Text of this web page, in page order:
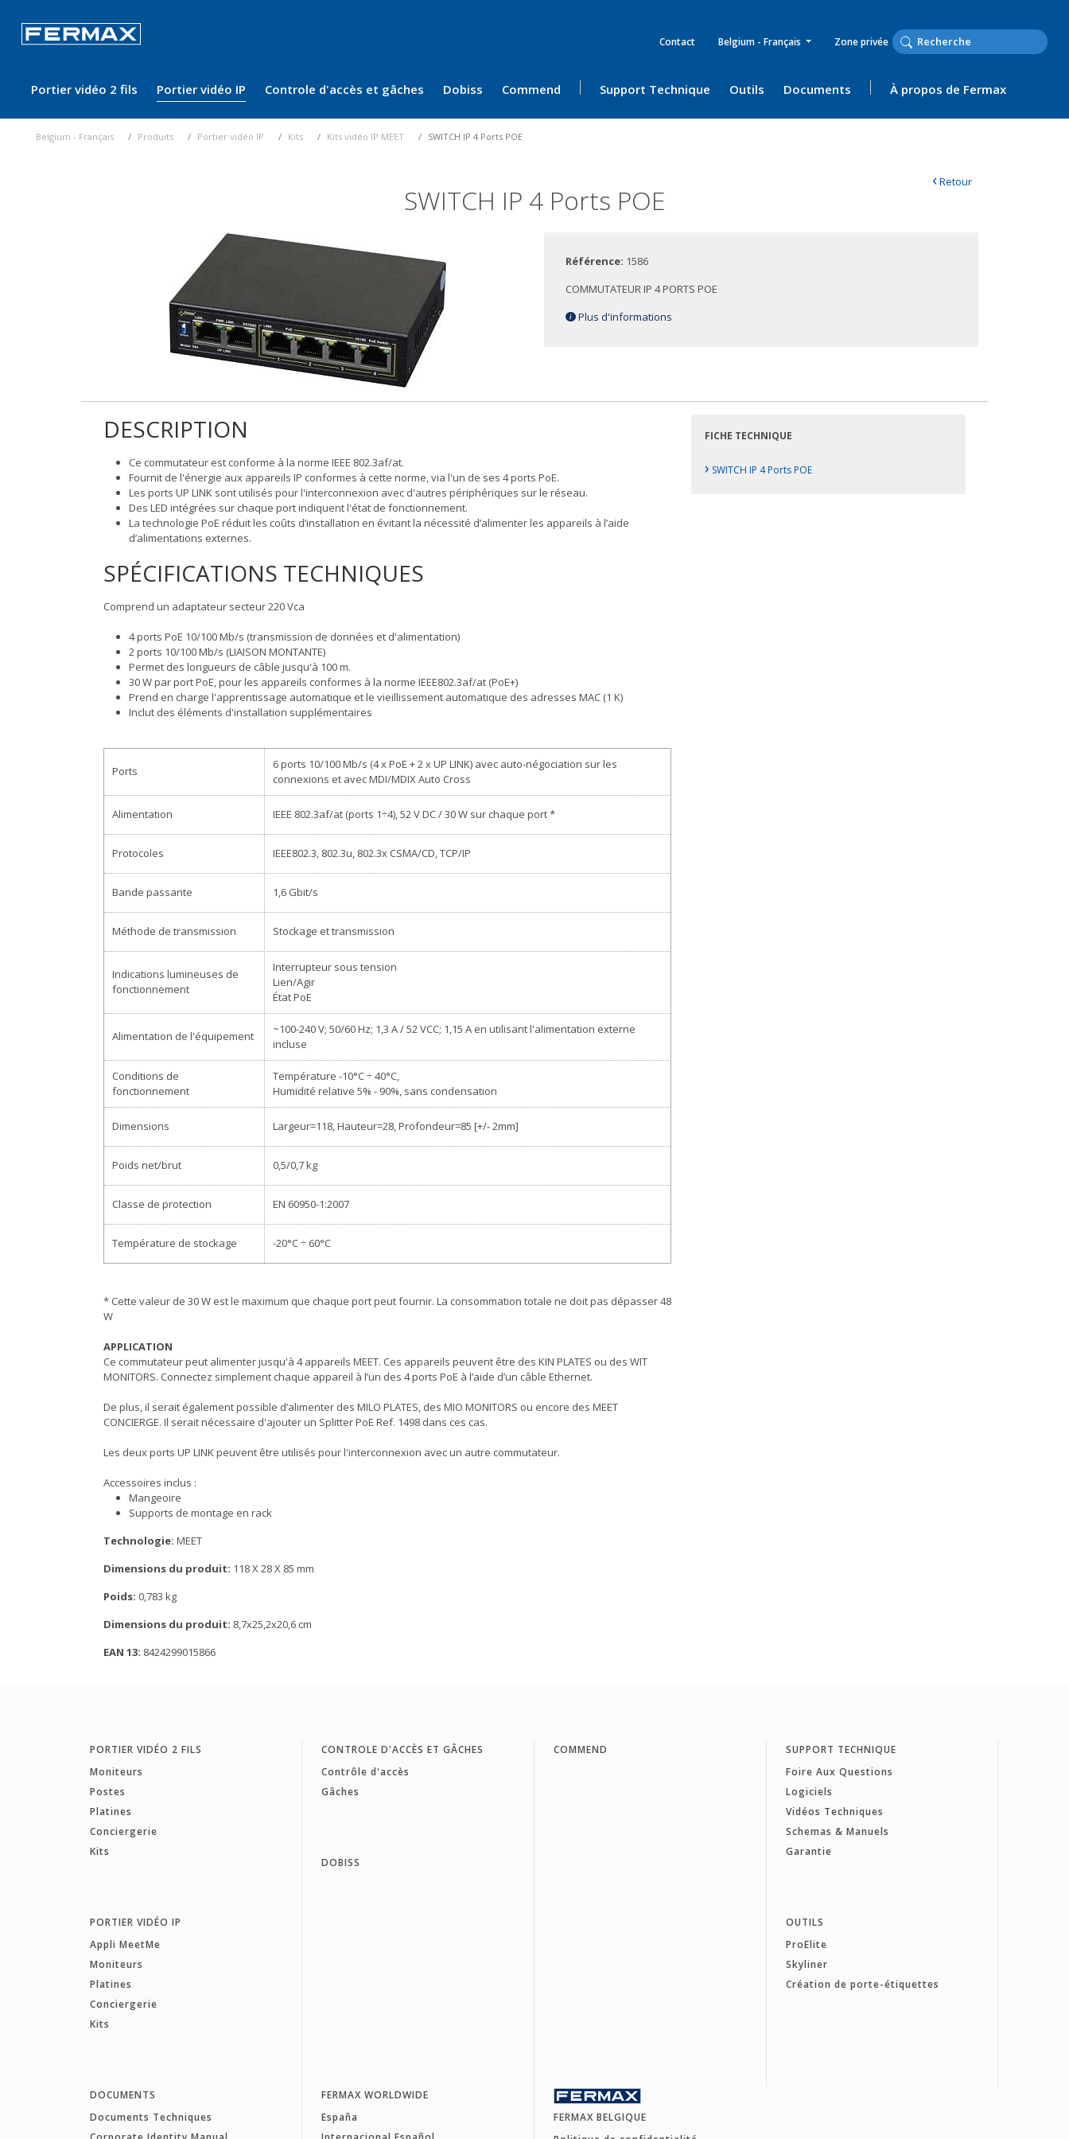
Contact Belgium - Français Zone privée
Portier vidéo 2 fils Portier vidéo IP Controle d'accès et gâches Dobiss Commend Support Technique Outils Documents À propos de Fermax
Belgium - Français Produits Portier vidéo IP Kits Kits vidéo IP MEET SWITCH IP 4 Ports POE
SWITCH IP 4 Ports POE
‹Retour
Référence: 1586
COMMUTATEUR IP 4 PORTS POE
Plus d'informations
DESCRIPTION
Ce commutateur est conforme à la norme IEEE 802.3af/at.
Fournit de l'énergie aux appareils IP conformes à cette norme, via l'un de ses 4 ports PoE.
Les ports UP LINK sont utilisés pour l'interconnexion avec d'autres périphériques sur le réseau.
Des LED intégrées sur chaque port indiquent l'état de fonctionnement.
La technologie PoE réduit les coûts d’installation en évitant la nécessité d’alimenter les appareils à l’aide
d’alimentations externes.
SPÉCIFICATIONS TECHNIQUES
Comprend un adaptateur secteur 220 Vca
4 ports PoE 10/100 Mb/s (transmission de données et d'alimentation)
2 ports 10/100 Mb/s (LIAISON MONTANTE)
Permet des longueurs de câble jusqu'à 100 m.
30 W par port PoE, pour les appareils conformes à la norme IEEE802.3af/at (PoE+)
Prend en charge l'apprentissage automatique et le vieillissement automatique des adresses MAC (1 K)
Inclut des éléments d'installation supplémentaires
Ports
6 ports 10/100 Mb/s (4 x PoE + 2 x UP LINK) avec auto-négociation sur les
connexions et avec MDI/MDIX Auto Cross
Alimentation IEEE 802.3af/at (ports 1÷4), 52 V DC / 30 W sur chaque port *
Protocoles IEEE802.3, 802.3u, 802.3x CSMA/CD, TCP/IP
Bande passante 1,6 Gbit/s
Méthode de transmission Stockage et transmission
Indications lumineuses de
fonctionnement
Interrupteur sous tension
Lien/Agir
État PoE
Alimentation de l'équipement
~100-240 V; 50/60 Hz; 1,3 A / 52 VCC; 1,15 A en utilisant l'alimentation externe
incluse
Conditions de
fonctionnement
Température -10°C ÷ 40°C,
Humidité relative 5% - 90%, sans condensation
Dimensions Largeur=118, Hauteur=28, Profondeur=85 [+/- 2mm]
Poids net/brut 0,5/0,7 kg
Classe de protection EN 60950-1:2007
Température de stockage -20°C ÷ 60°C
* Cette valeur de 30 W est le maximum que chaque port peut fournir. La consommation totale ne doit pas dépasser 48
W
APPLICATION
Ce commutateur peut alimenter jusqu'à 4 appareils MEET. Ces appareils peuvent être des KIN PLATES ou des WIT
MONITORS. Connectez simplement chaque appareil à l’un des 4 ports PoE à l’aide d’un câble Ethernet.
De plus, il serait également possible d’alimenter des MILO PLATES, des MIO MONITORS ou encore des MEET
CONCIERGE. Il serait nécessaire d'ajouter un Splitter PoE Ref. 1498 dans ces cas.
Les deux ports UP LINK peuvent être utilisés pour l'interconnexion avec un autre commutateur.
Accessoires inclus :
Mangeoire
Supports de montage en rack
Technologie: MEET
Dimensions du produit: 118 X 28 X 85 mm
Poids: 0,783 kg
Dimensions du produit: 8,7x25,2x20,6 cm
EAN 13: 8424299015866
FICHE TECHNIQUE
› SWITCH IP 4 Ports POE
PORTIER VIDÉO 2 FILS
Moniteurs
Postes
Platines
Conciergerie
Kits
PORTIER VIDÉO IP
Appli MeetMe
Moniteurs
Platines
Conciergerie
Kits
CONTROLE D'ACCÈS ET GÂCHES
Contrôle d'accès
Gâches
DOBISS
COMMEND
SUPPORT TECHNIQUE
Foire Aux Questions
Logiciels
Vidéos Techniques
Schemas & Manuels
Garantie
OUTILS
ProElite
Skyliner
Création de porte-étiquettes
DOCUMENTS
Documents Techniques
FERMAX WORLDWIDE
España
FERMAX BELGIQUE